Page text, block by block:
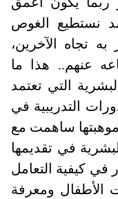
نستطيع الغوص
تجاه الآخرين،
عنهم.. هذا ما
التي تعتمد
التدريبية في
ساهمت مع
في تقديمها
في كيفية التعامل
الأطفال ومعرفة